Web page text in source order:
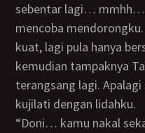
sebentar lagi…
mencoba
kuat, lagi pula hanya
kemudian tampaknya
terangsang lagi.
kujilati dengan lidahku.
“Doni… kamu nakal sekali… mmhh… mmhh… dasar